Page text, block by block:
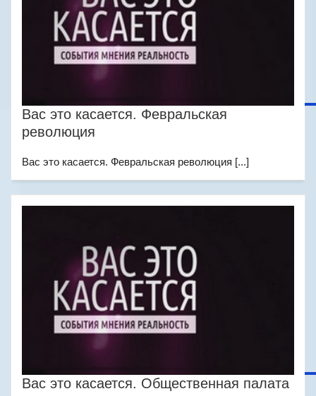
Вас это касается. Февральская
революция
Вас это касается. Февральская революция [...]
Вас это касается. Общественная палата